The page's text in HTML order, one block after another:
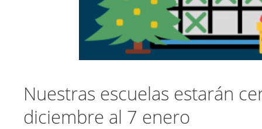
Nuestras escuelas estarán
diciembre al 7 enero